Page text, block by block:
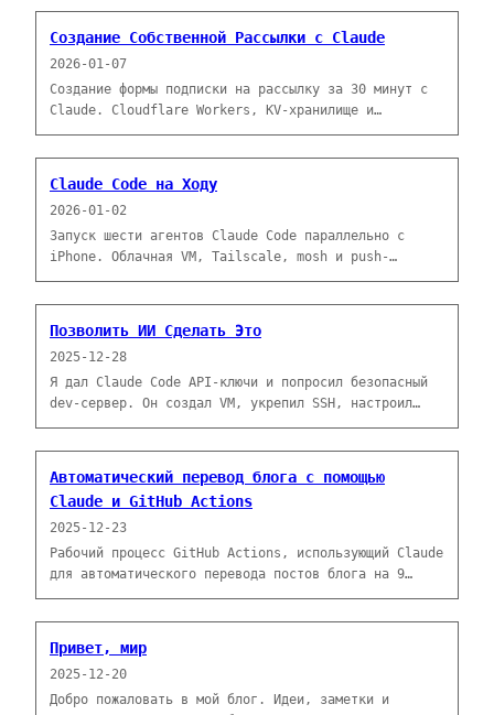
Создание Собственной Рассылки с Claude
2026-01-07
Создание формы подписки на рассылку за 30 минут с
Claude. Cloudflare Workers, KV-хранилище и
синхронизация GitHub Actions—без SaaS-подписок.
Claude Code на Ходу
2026-01-02
Запуск шести агентов Claude Code параллельно с
iPhone. Облачная VM, Tailscale, mosh и push-
уведомления позволяют вести асинхронную разработку
Позволить ИИ Сделать Это
2025-12-28
Я дал Claude Code API-ключи и попросил безопасный
dev-сервер. Он создал VM, укрепил SSH, настроил
файрволы и восстановился после самоблокировки.
Автоматический перевод блога с помощью
Claude и GitHub Actions
2025-12-23
Рабочий процесс GitHub Actions, использующий Claude
для автоматического перевода постов блога на 9
языков при слиянии английского контента в main.
Привет, мир
2025-12-20
Добро пожаловать в мой блог. Идеи, заметки и